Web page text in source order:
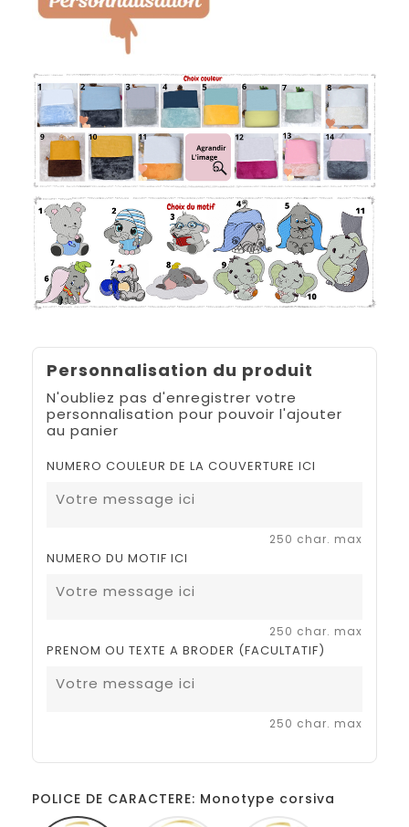
Personnalisation du produit
N'oubliez pas d'enregistrer votre
personnalisation pour pouvoir l'ajouter
au panier
NUMERO COULEUR DE LA COUVERTURE ICI
250 char. max
NUMERO DU MOTIF ICI
250 char. max
PRENOM OU TEXTE A BRODER (FACULTATIF)
250 char. max
POLICE DE CARACTERE: Monotype corsiva